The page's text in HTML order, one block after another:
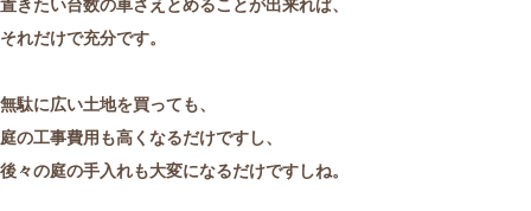
置きたい台数の車さえとめることが出来れば、
それだけで充分です。
無駄に広い土地を買っても、
庭の工事費用も高くなるだけですし、
後々の庭の手入れも大変になるだけですしね。